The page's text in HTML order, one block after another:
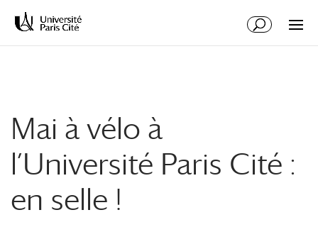
Mai à vélo à
l’Université Paris Cité :
en selle !